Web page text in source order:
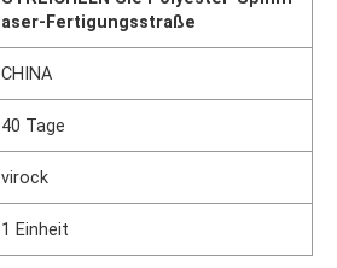
aser-Fertigungsstraße
CHINA
40 Tage
virock
1 Einheit